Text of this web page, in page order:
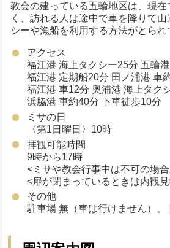
教会の建っている五輪地区は、現
く、訪れる人は途中で車を降りて
シーや漁船を利用する方法がとられ
アクセス
福江港 海上タクシー25分 五輪港
福江港 定期船20分 田ノ浦港 車
福江港 車12分 奥浦港 海上タク
浜脇港 車約40分 下車徒歩10分
ミサの日
〈第1日曜日〉10時
拝観可能時間
9時から17時
<ミサや教会行事中は不可の場
<扉が閉まっているときは内観
その他
駐車場 無（車は行けません）、